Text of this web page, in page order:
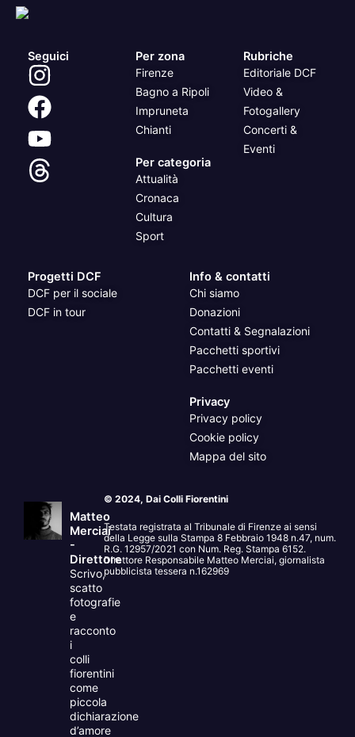
Seguici Per zona
Firenze
Bagno a Ripoli
Impruneta
Chianti
Per categoria
Attualità
Cronaca
Cultura
Sport
Rubriche
Editoriale DCF
Video &
Fotogallery
Concerti &
Eventi
Progetti DCF
DCF per il sociale
DCF in tour
Info & contatti
Chi siamo
Donazioni
Contatti & Segnalazioni
Pacchetti sportivi
Pacchetti eventi
Privacy
Privacy policy
Cookie policy
Mappa del sito
Matteo
Merciai
-
Direttore
Scrivo,
scatto
fotografie
e
racconto
i
colli
fiorentini
come
piccola
dichiarazione
d’amore
© 2024, Dai Colli Fiorentini
Testata registrata al Tribunale di Firenze ai sensi
della Legge sulla Stampa 8 Febbraio 1948 n.47, num.
R.G. 12957/2021 con Num. Reg. Stampa 6152.
Direttore Responsabile Matteo Merciai, giornalista
pubblicista tessera n.162969